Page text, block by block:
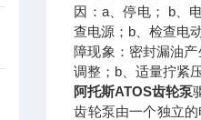
因：a、停电； b、
查电源；b、检查电
障现象：密封漏油
调整；b、适量拧紧
阿托斯ATOS齿轮泵
齿轮泵由一个独立